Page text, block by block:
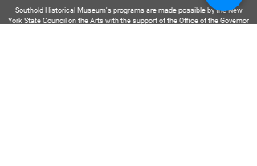
Southold Historical Museum's programs are made possible by the New
York State Council on the Arts with the support of the Office of the Governor